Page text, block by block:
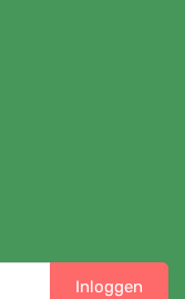
Inloggen